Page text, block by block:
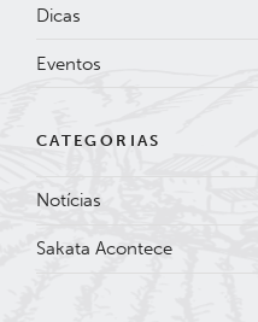
Dicas
Eventos
CATEGORIAS
Notícias
Sakata Acontece